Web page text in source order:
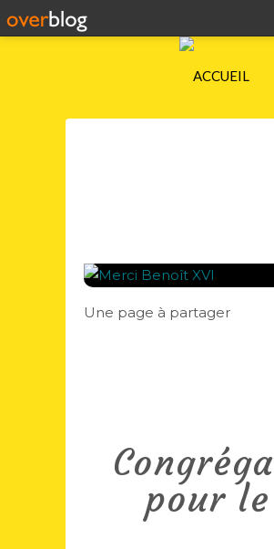
ACCUEIL
Une page à partager
pour